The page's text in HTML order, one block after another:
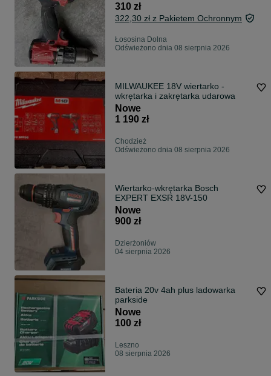
310 zł
322,30 zł z Pakietem Ochronnym
Łososina Dolna
Odświeżono dnia 08 sierpnia 2026
MILWAUKEE 18V wiertarko -
wkrętarka i zakrętarka udarowa
Nowe
1 190 zł
Chodzież
Odświeżono dnia 08 sierpnia 2026
Wiertarko-wkrętarka Bosch
EXPERT EXSR 18V-150
Nowe
900 zł
Dzierżoniów
04 sierpnia 2026
Bateria 20v 4ah plus ladowarka
parkside
Nowe
100 zł
Leszno
08 sierpnia 2026